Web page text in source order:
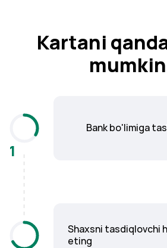
Kartani
1
Bank bo'limiga
Shaxsni tasdiqlovchi
eting